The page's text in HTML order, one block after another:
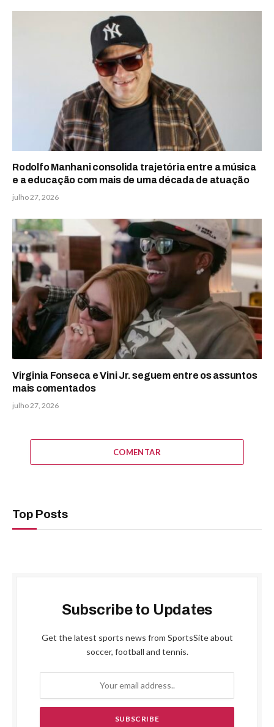
Rodolfo Manhani consolida trajetória entre a música
e a educação com mais de uma década de atuação
julho 27, 2026
Virginia Fonseca e Vini Jr. seguem entre os assuntos
mais comentados
julho 27, 2026
COMENTAR
Top Posts
Subscribe to Updates
Get the latest sports news from SportsSite about
soccer, football and tennis.